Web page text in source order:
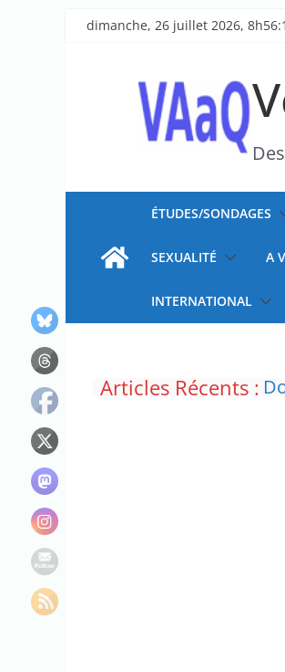
Passerdimanche, 26 juillet 2026,
ÉTUDES/SONDAGES
SEXUALITÉ A
INTERNATIONAL
Articles Récents :